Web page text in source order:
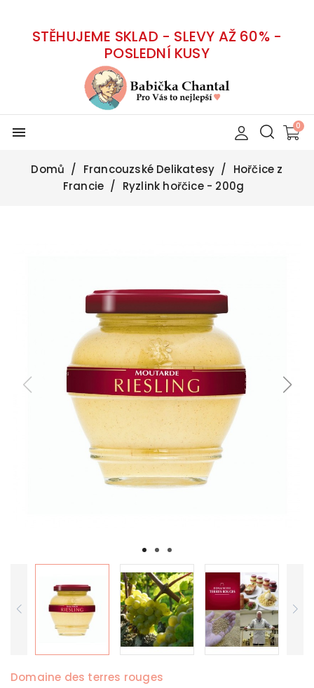
STĚHUJEME SKLAD - SLEVY AŽ 60% -
POSLEDNÍ KUSY
menu
Domů Francouzské Delikatesy
Hořčice z
Francie
Ryzlink hořčice - 200g
Domaine des terres rouges